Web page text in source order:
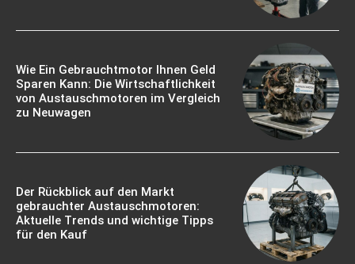
Wie Ein Gebrauchtmotor Ihnen Geld
Sparen Kann: Die Wirtschaftlichkeit
von Austauschmotoren im Vergleich
zu Neuwagen
Der Rückblick auf den Markt
gebrauchter Austauschmotoren:
Aktuelle Trends und wichtige Tipps
für den Kauf